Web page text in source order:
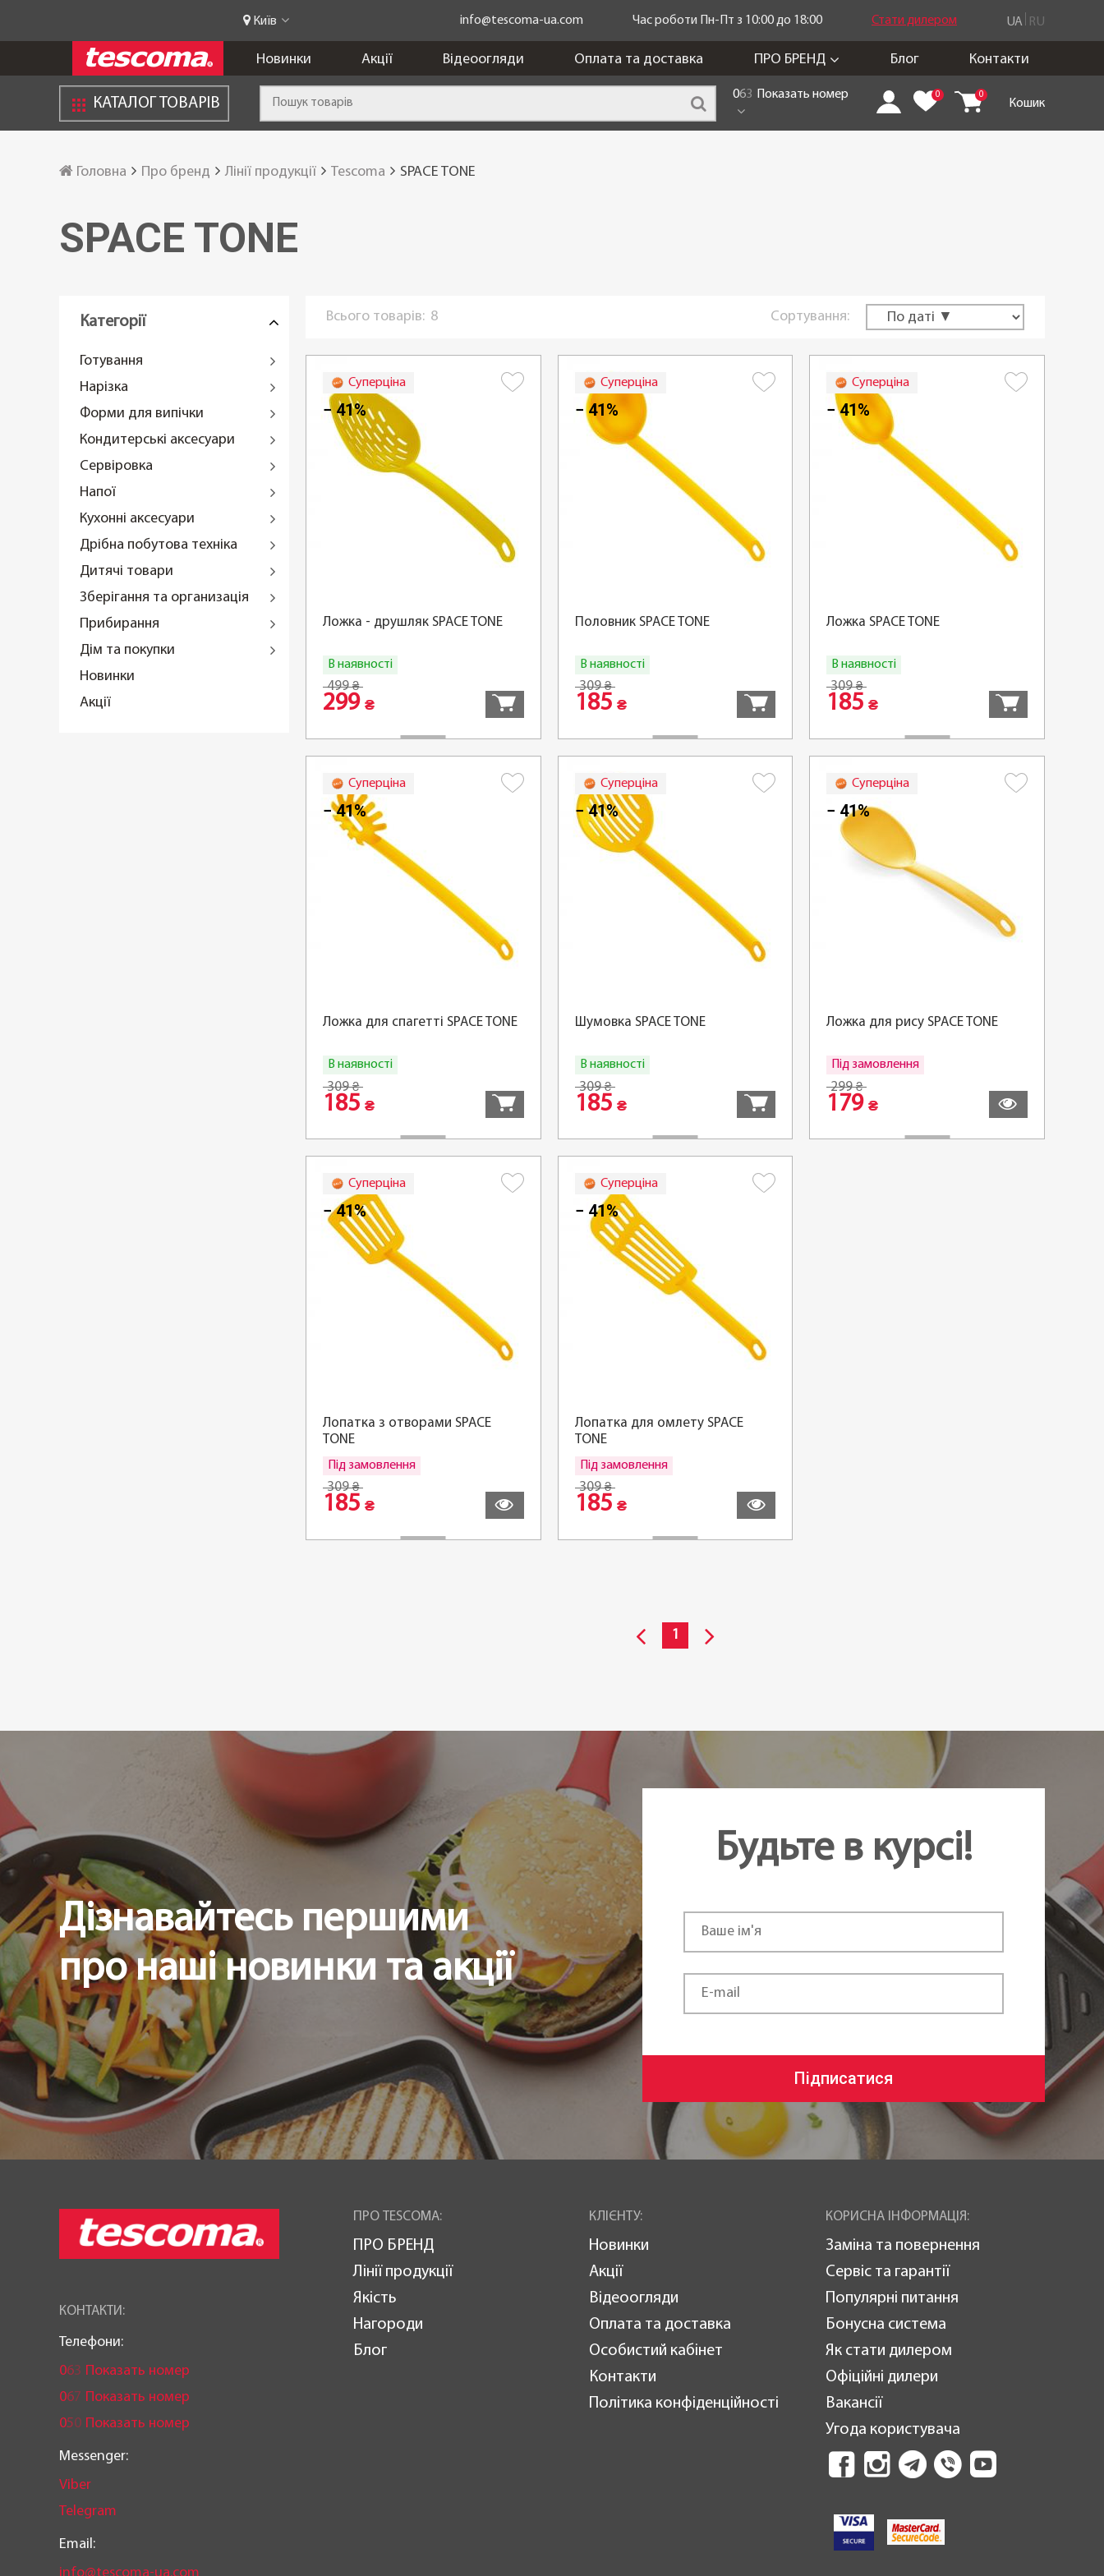
Київ info@tescoma-ua.com Час роботи Пн-Пт з 10:00 до 18:00 Стати дилером UA RU
Новинки Акції Відеоогляди Оплата та доставка ПРО БРЕНД Блог Контакти
КАТАЛОГ ТОВАРІВ
063 Показать номер 0 0
Кошик
Головна Про бренд Лінії продукції Tescoma SPACE TONE
SPACE TONE
Категорії
Готування
Нарізка
Форми для випічки
Кондитерські аксесуари
Сервіровка
Напої
Кухонні аксесуари
Дрібна побутова техніка
Дитячі товари
Зберігання та организація
Прибирання
Дім та покупки
Новинки
Акції
Всього товарів: 8 Сортування:
Суперціна
− 41%
Ложка - друшляк SPACE TONE
В наявності
499₴
299 ₴
Суперціна
− 41%
Половник SPACE TONE
В наявності
309₴
185 ₴
Суперціна
− 41%
Ложка SPACE TONE
В наявності
309₴
185₴
Суперціна
− 41%
Ложка для спагетті SPACE TONE
В наявності
309₴
185 ₴
Суперціна
− 41%
Шумовка SPACE TONE
В наявності
309₴
185 ₴
Суперціна
− 41%
Ложка для рису SPACE TONE
Під замовлення
299₴
179₴
Суперціна
− 41%
Лопатка з отворами SPACE
TONE
Під замовлення
309₴
185 ₴
Суперціна
− 41%
Лопатка для омлету SPACE
TONE
Під замовлення
309₴
185 ₴
1
Дізнавайтесь першими
про наші новинки та акції
Будьте в курсі!
Підписатися
КОНТАКТИ:
Телефони:
063 Показать номер
067 Показать номер
050 Показать номер
Messenger:
Viber
Telegram
Email:
ПРО TESCOMA:
ПРО БРЕНД
Лінії продукції
Якість
Нагороди
Блог
КЛІЄНТУ:
Новинки
Акції
Відеоогляди
Оплата та доставка
Особистий кабінет
Контакти
Політика конфіденційності
КОРИСНА ІНФОРМАЦІЯ:
Заміна та повернення
Сервіс та гарантії
Популярні питання
Бонусна система
Як стати дилером
Офіційні дилери
Вакансії
Угода користувача